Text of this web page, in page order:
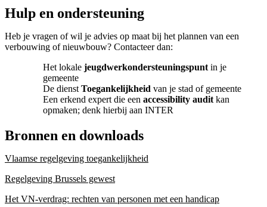
Hulp en ondersteuning
Heb je vragen of wil je advies op maat bij het plannen van een
verbouwing of nieuwbouw? Contacteer dan:
Het lokale jeugdwerkondersteuningspuntin je
gemeente
De dienstToegankelijkheid van je stad of gemeente
Een erkend expert die een accessibility auditkan
opmaken; denk hierbij aan INTER
Bronnen en downloads
Vlaamse regelgeving toegankelijkheid
Regelgeving Brussels gewest
Het VN-verdrag: rechten van personen met een handicap